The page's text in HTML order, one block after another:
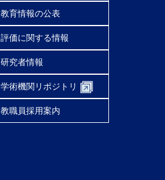
教育情報の公表
評価に関する情報
研究者情報
学術機関リポジトリ
教職員採用案内